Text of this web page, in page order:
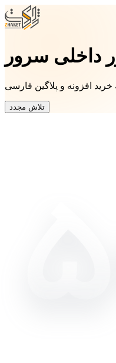
داخلی سرور
خرید افزونه و پلاگین فارسی
تلاش مجدد